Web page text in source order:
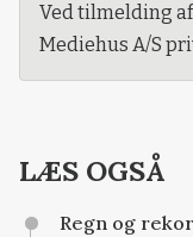
Ved tilmelding
Mediehus A/S
LÆS OGSÅ
Regn og